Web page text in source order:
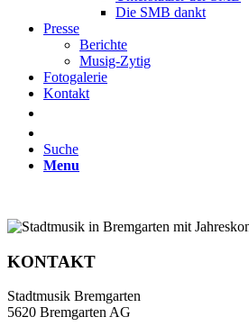
Die SMB dankt
Presse
Berichte
Musig-Zytig
Fotogalerie
Kontakt
Suche
Menu
KONTAKT
Stadtmusik Bremgarten
5620 Bremgarten AG